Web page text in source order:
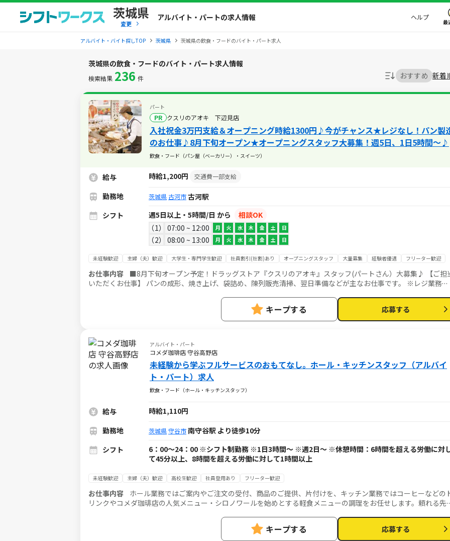
茨城県
変更
アルバイト・パートの求人情報 ヘルプ
最
アルバイト・バイト探しTOP 茨城県 茨城県の飲食・フードのバイト・パート求人
茨城県の飲食・フードのバイト・パート求人情報
検索結果 236 件 おすすめ 新着
パート
PR クスリのアオキ 下辺見店
入社祝金3万円支給＆オープニング時給1300円♪今がチャンス★レジなし！パン製
のお仕事♪8月下旬オープン★オープニングスタッフ大募集！週5日、1日5時間～♪
飲食・フード（パン屋（ベーカリー）・スイーツ）
給与 時給1,200円 交通費一部支給
勤務地 茨城県 古河市古河駅
シフト
週5日以上・5時間/日 から
相談OK
1
07:00 ~ 12:00 月 火 水 木 金 土 日
2 08:00 ~ 13:00 月 火 水 木 金 土 日
未経験歓迎 主婦（夫）歓迎 大学生・専門学生歓迎 社員割引(社割)あり オープニングスタッフ 大量募集 経験者優遇 フリーター歓迎
お仕事内容 ■8月下旬オープン予定！ドラッグストア『クスリのアオキ』スタッフ(パートさん）大募集♪ 【ご担当
いただくお仕事】 パンの成形、焼き上げ、袋詰め、陳列販売清掃、翌日準備などが主なお仕事です。 ※レジ業務な
ートするスタッフも多数いるので心強いですよ♪ 社員や先輩スタッフのサポートも万全なので、 未経験・ブランク
明け・バイトデビューの方も大歓迎です！ ★入社予定日：随時キープする 応募する
アルバイト・パート
コメダ珈琲店 守谷高野店
未経験から学ぶフルサービスのおもてなし。ホール・キッチンスタッフ（アルバイ
ト・パート）求人
飲食・フード（ホール・キッチンスタッフ）
給与
時給1,110円
勤務地
茨城県守谷市南守谷駅 より徒歩10分
シフト
6：00～24：00 ※シフト制勤務 ※1日3時間～ ※週2日～ ※休憩時間：6時間を超える労働に対
て45分以上、8時間を超える労働に対して1時間以上
未経験歓迎 主婦（夫）歓迎 高校生歓迎 社員登用あり フリーター歓迎
お仕事内容 ホール業務ではご案内やご注文の受付、商品のご提供、片付けを、キッチン業務ではコーヒーなどの
リンクやコメダ珈琲店の人気メニュー・シロノワールを始めとする軽食メニューの調理をお任せします。頼れる先
キープする 応募する